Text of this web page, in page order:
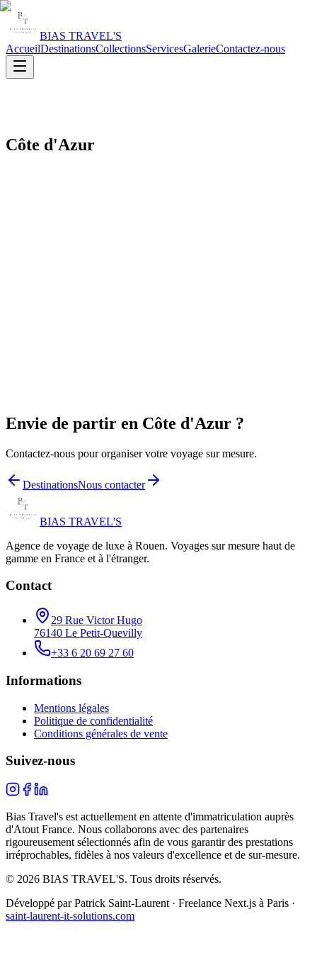
BIAS TRAVEL'S
AccueilDestinationsCollectionsServicesGalerieContactez-nous
Côte d'Azur
Envie de partir en Côte d'Azur ?
Contactez-nous pour organiser votre voyage sur mesure.
DestinationsNous contacter
BIAS TRAVEL'S
Agence de voyage de luxe à Rouen. Voyages sur mesure haut de
gamme en France et à l'étranger.
Contact
29 Rue Victor Hugo
76140 Le Petit-Quevilly
+33 6 20 69 27 60
Informations
Mentions légales
Politique de confidentialité
Conditions générales de vente
Suivez-nous
Bias Travel's est actuellement en attente d'immatriculation auprès
d'Atout France. Nous collaborons avec des partenaires
rigoureusement sélectionnés afin de vous garantir des prestations
irréprochables, fidèles à nos valeurs d'excellence et de sur-mesure.
© 2026 BIAS TRAVEL'S. Tous droits réservés.
Développé par Patrick Saint-Laurent · Freelance Next.js à Paris ·
saint-laurent-it-solutions.com